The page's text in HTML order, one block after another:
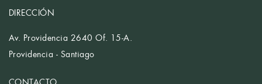
DIRECCIÓN
Av. Providencia 2640 Of. 15-A.
Providencia - Santiago